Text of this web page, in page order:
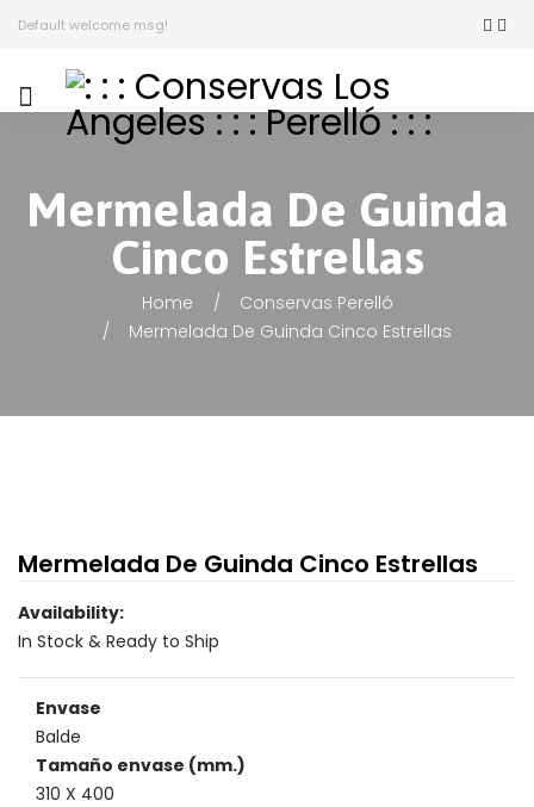
Default welcome msg!
Mermelada De Guinda
Cinco Estrellas
Home
Conservas Perelló
Mermelada De Guinda Cinco Estrellas
Mermelada De Guinda Cinco Estrellas
Availability:
In Stock & Ready to Ship
Envase
Balde
Tamaño envase (mm.)
310 X 400